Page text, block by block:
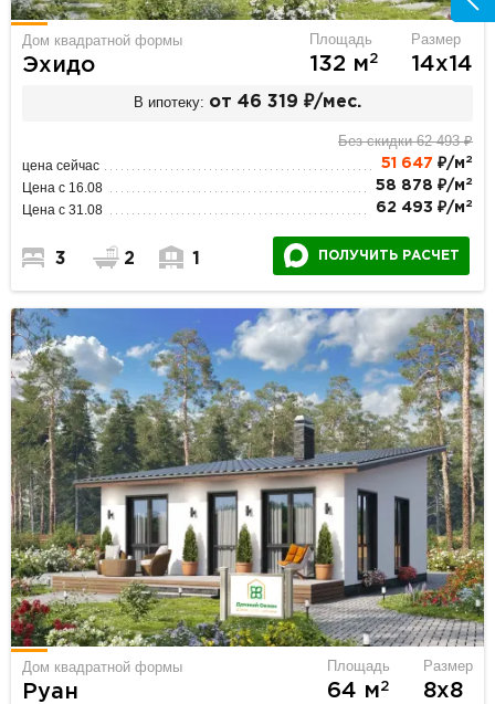
Дом квадратной формы
Эхидо
Площадь
132 м2
Размер
14х14
В ипотеку: от 46 319 ₽/мес.
Без скидки 62 493 ₽
цена сейчас 51 647 ₽/м 2
Цена с 16.08 58 878 ₽/м 2
Цена с 31.08 62 493 ₽/м 2
3 2 1 ПОЛУЧИТЬ РАСЧЕТ
Дом квадратной формы
Руан
Площадь
64 м2
Размер
8х8